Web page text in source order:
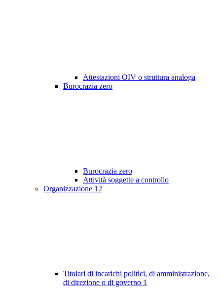
Attestazioni OIV o struttura analoga
Burocrazia zero
Burocrazia zero
Attività soggette a controllo
Organizzazione 12
Titolari di incarichi politici, di amministrazione,
di direzione o di governo 1